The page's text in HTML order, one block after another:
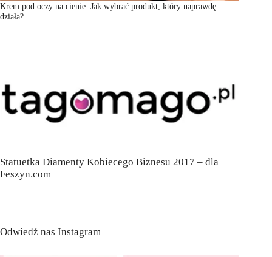
Krem pod oczy na cienie. Jak wybrać produkt, który naprawdę
działa?
Statuetka Diamenty Kobiecego Biznesu 2017 – dla
Feszyn.com
Odwiedź nas Instagram